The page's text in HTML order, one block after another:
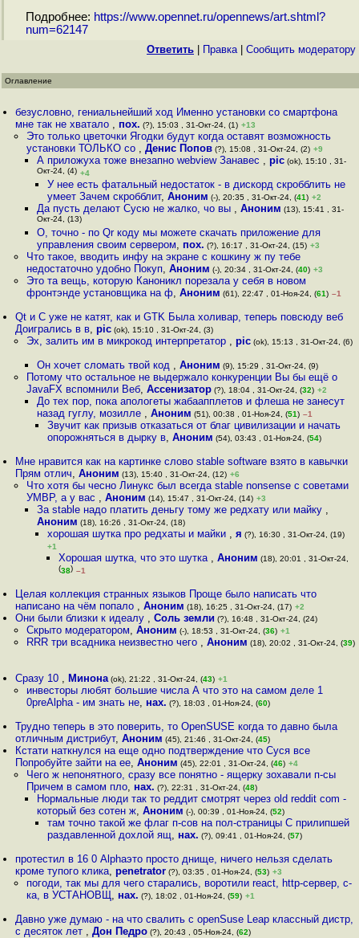
Подробнее: https://www.opennet.ru/opennews/art.shtml?
num=62147
Ответить Правка| Cообщить модератору
Оглавление
безусловно, гениальнейший ход Именно установки со смартфона
мне так не хватало , пох. (?), 15:03 , 31-Окт-24, (1) +13
Это только цветочки Ягодки будут когда оставят возможность
установки ТОЛЬКО со , Денис Попов(?), 15:08 , 31-Окт-24, (2) +9
А приложуха тоже внезапно webview Занавес , pic(ok), 15:10 , 31-
Окт-24, (4) +4
У нее есть фатальный недостаток - в дискорд скробблить не
умеет Зачем скробблит,Аноним (-), 20:35 , 31-Окт-24, (41) +2
Да пусть делают Сусю не жалко, чо вы , Аноним (13), 15:41 , 31-
Окт-24, (13)
О, точно - по Qr коду мы можете скачать приложение для
управления своим сервером, пох. (?), 16:17 , 31-Окт-24, (15) +3
Что такое, вводить инфу на экране с кошкину ж пу тебе
недостаточно удобно Покуп, Аноним (-), 20:34 , 31-Окт-24, (40) +3
Это та вещь, которую Каноникл порезала у себя в новом
фронтэнде установщика на ф, Аноним (61), 22:47 , 01-Ноя-24, (61) –1
Qt и C уже не катят, как и GTK Была холивар, теперь повсюду веб
Доигрались в в,pic (ok), 15:10 , 31-Окт-24, (3)
Эх, залить им в микрокод интерпретатор , pic(ok), 15:13 , 31-Окт-24, (6)
Он хочет сломать твой код , Аноним (9), 15:29 , 31-Окт-24, (9)
Потому что остальное не выдержало конкуренции Вы бы ещё о
JavaFX вспомнили Веб, Ассенизатор(?), 18:04 , 31-Окт-24, (32) +2
До тех пор, пока апологеты жабаапплетов и флеша не занесут
назад гуглу, мозилле , Аноним (51), 00:38 , 01-Ноя-24, (51) –1
Звучит как призыв отказаться от благ цивилизации и начать
опорожняться в дырку в,Аноним (54), 03:43 , 01-Ноя-24, (54)
Мне нравится как на картинке слово stable software взято в кавычки
Прям отлич,Аноним (13), 15:40 , 31-Окт-24, (12) +6
Что хотя бы чесно Линукс был всегда stable nonsense с советами
УМВР, а у вас , Аноним (14), 15:47 , 31-Окт-24, (14) +3
За stable надо платить деньгу тому же редхату или майку ,
Аноним (18), 16:26 , 31-Окт-24, (18)
хорошая шутка про редхаты и майки ,я (?), 16:30 , 31-Окт-24, (19)
+1
Хорошая шутка, что это шутка , Аноним (18), 20:01 , 31-Окт-24,
(38) –1
Целая коллекция странных языков Проще было написать что
написано на чём попало ,Аноним (18), 16:25 , 31-Окт-24, (17) +2
Они были близки к идеалу ,Соль земли (?), 16:48 , 31-Окт-24, (24)
Скрыто модератором, Аноним (-), 18:53 , 31-Окт-24, (36) +1
RRR три всадника неизвестно чего , Аноним (18), 20:02 , 31-Окт-24, (39)
Сразу 10 , Минона (ok), 21:22 , 31-Окт-24, (43) +1
инвесторы любят большие числа А что это на самом деле 1
0preAlpha - им знать не, нах. (?), 18:03 , 01-Ноя-24, (60)
Трудно теперь в это поверить, то OpenSUSE когда то давно была
отличным дистрибут,Аноним (45), 21:46 , 31-Окт-24, (45)
Кстати наткнулся на еще одно подтверждение что Суся все
Попробуйте зайти на ее,Аноним (45), 22:01 , 31-Окт-24, (46) +4
Чего ж непонятного, сразу все понятно - ящерку зохавали п-сы
Причем в самом пло, нах. (?), 22:31 , 31-Окт-24, (48)
Нормальные люди так то реддит смотрят через old reddit com -
который без сотен ж, Аноним (-), 00:39 , 01-Ноя-24, (52)
там точно такой же флаг п-сов на пол-страницы С прилипшей
раздавленной дохлой ящ, нах. (?), 09:41 , 01-Ноя-24, (57)
протестил в 16 0 Alphaэто просто днище, ничего нельзя сделать
кроме тупого клика,penetrator (?), 03:35 , 01-Ноя-24, (53) +3
погоди, так мы для чего старались, воротили react, http-сервер, с-
ка, в УСТАНОВЩ, нах. (?), 18:02 , 01-Ноя-24, (59) +1
Давно уже думаю - на что свалить с openSuse Leap классный дистр,
с десяток лет ,Дон Педро (?), 20:43 , 05-Ноя-24, (62)